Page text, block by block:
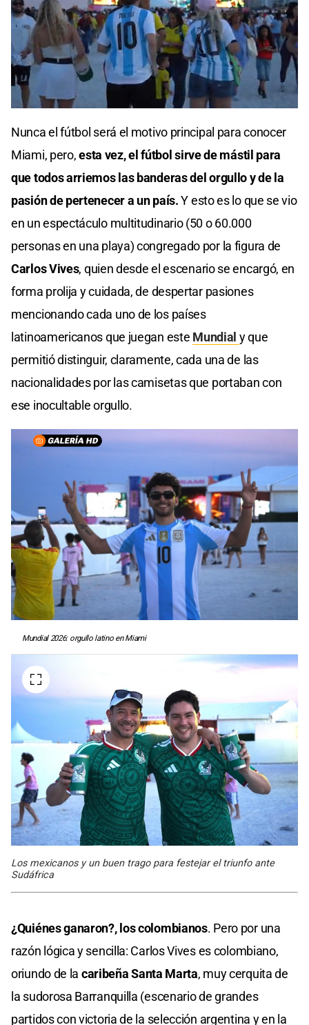
Nunca el fútbol será el motivo principal para conocer
Miami, pero,esta vez, el fútbol sirve de mástil para
que todos arriemos las banderas del orgullo y de la
pasión de pertenecer a un país.Y esto es lo que se vio
en un espectáculo multitudinario (50 o 60.000
personas en una playa) congregado por la figura de
Carlos Vives, quien desde el escenario se encargó, en
forma prolija y cuidada, de despertar pasiones
mencionando cada uno de los países
latinoamericanos que juegan este Mundial y que
permitió distinguir, claramente, cada una de las
nacionalidades por las camisetas que portaban con
ese inocultable orgullo.
Mundial 2026: orgullo latino en Miami
Los mexicanos y un buen trago para festejar el triunfo ante
Sudáfrica
¿Quiénes ganaron?, los colombianos. Pero por una
razón lógica y sencilla: Carlos Vives es colombiano,
oriundo de la caribeña Santa Marta, muy cerquita de
la sudorosa Barranquilla (escenario de grandes
partidos con victoria de la selección argentina y en la